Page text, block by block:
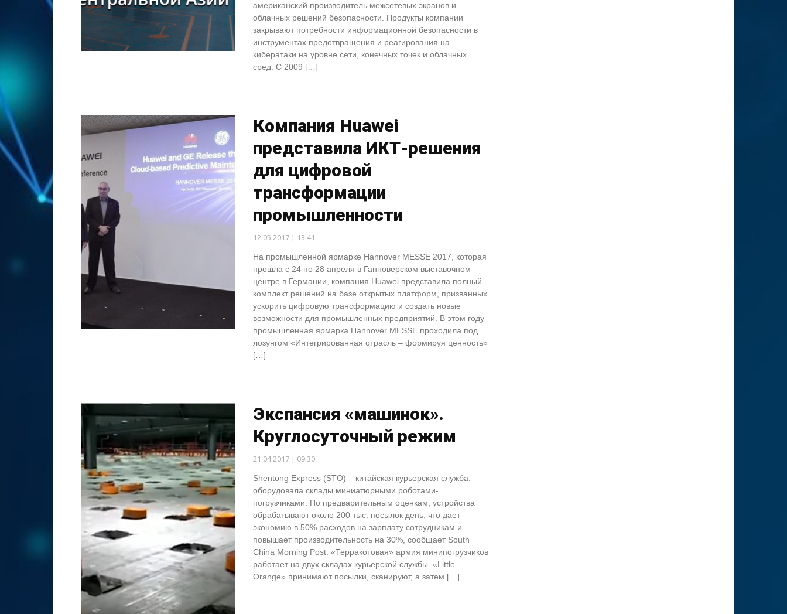
американский производитель межсетевых экранов и
облачных решений безопасности. Продукты компании
закрывают потребности информационной безопасности в
инструментах предотвращения и реагирования на
кибератаки на уровне сети, конечных точек и облачных
сред. С 2009 […]
Компания Huawei
представила ИКТ-решения
для цифровой
трансформации
промышленности
12.05.2017 | 13:41
На промышленной ярмарке Hannover MESSE 2017, которая
прошла с 24 по 28 апреля в Ганноверском выставочном
центре в Германии, компания Huawei представила полный
комплект решений на базе открытых платформ, призванных
ускорить цифровую трансформацию и создать новые
возможности для промышленных предприятий. В этом году
промышленная ярмарка Hannover MESSE проходила под
лозунгом «Интегрированная отрасль – формируя ценность»
[…]
Экспансия «машинок».
Круглосуточный режим
21.04.2017 | 09:30
Shentong Express (STO) – китайская курьерская служба,
оборудовала склады миниатюрными роботами-
погрузчиками. По предварительным оценкам, устройства
обрабатывают около 200 тыс. посылок день, что дает
экономию в 50% расходов на зарплату сотрудникам и
повышает производительность на 30%, сообщает South
China Morning Post. «Терракотовая» армия минипогрузчиков
работает на двух складах курьерской службы. «Little
Orange» принимают посылки, сканируют, а затем […]